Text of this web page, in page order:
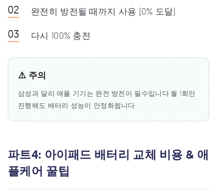
완전히 방전될 때까지 사용 (0% 도달)
다시 100% 충전
⚠️ 주의
삼성과 달리 애플 기기는 완전 방전이 필수입니다.월 1회만
진행해도 배터리 성능이 안정화됩니다
파트4: 아이패드 배터리 교체 비용 & 애
플케어 꿀팁